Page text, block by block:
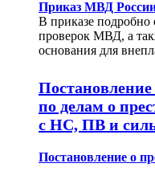
Приказ МВД России
В приказе подробно
проверок МВД, а
основания для
по делам о
с НС, ПВ и
Постановление о